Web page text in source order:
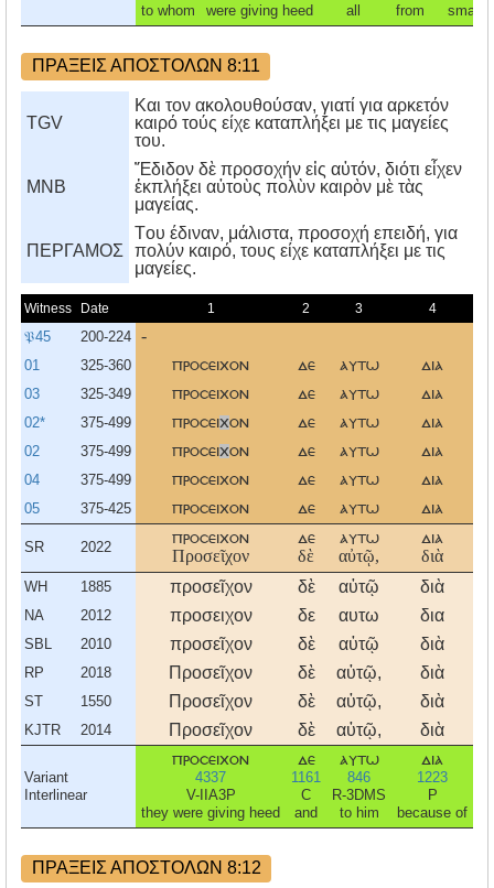
to whom
were giving heed
all
from
small
ΠΡΑΞΕΙΣ ΑΠΟΣΤΟΛΩΝ 8:11
TGV
Και τον ακολουθούσαν, γιατί για αρκετόν
καιρό τούς είχε καταπλήξει με τις μαγείες
του.
MNB
Ἔδιδον δὲ προσοχήν εἰς αὐτόν, διότι εἶχεν
ἐκπλήξει αὐτοὺς πολὺν καιρὸν μὲ τὰς
μαγείας.
ΠΕΡΓΑΜΟΣ
Tου έδιναν, μάλιστα, προσοχή επειδή, για
πολύν καιρό, τους είχε καταπλήξει με τις
μαγείες.
Witness Date 1 2 3 4
𝔓45 200-224 -
01 325-360 προσειχον δε αυτω δια
03 325-349 προσειχον δε αυτω δια
02* 375-499 προσειχον δε αυτω δια
02 375-499 προσειχον δε αυτω δια
04 375-499 προσειχον δε αυτω δια
05 375-425 προσειχον δε αυτω δια
SR 2022
προσειχον
Προσεῖχον
δε
δὲ
αυτω
αὐτῷ,
δια
διὰ
WH 1885 προσεῖχον δὲ αὐτῷ διὰ
NA 2012 προσειχον δε αυτω δια
SBL 2010 προσεῖχον δὲ αὐτῷ διὰ
RP 2018 Προσεῖχον δὲ αὐτῷ, διὰ
ST 1550 Προσεῖχον δὲ αὐτῷ, διὰ
KJTR 2014 Προσεῖχον δὲ αὐτῷ, διὰ
Variant
Interlinear
προσειχον
4337
V-IIA3P
they were giving heed
δε
1161
C
and
αυτω
846
R-3DMS
to him
δια
1223
P
because of
ΠΡΑΞΕΙΣ ΑΠΟΣΤΟΛΩΝ 8:12